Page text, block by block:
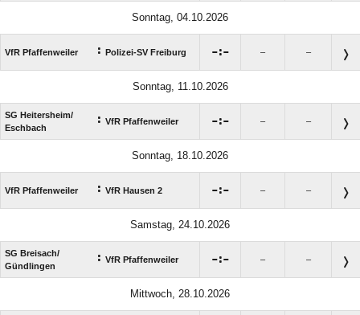
Sonntag, 04.10.2026
VfR Pfaffenweiler : Polizei-SV Freiburg : – –
Sonntag, 11.10.2026
SG Heitersheim/​
Eschbach
: VfR Pfaffenweiler : – –
Sonntag, 18.10.2026
VfR Pfaffenweiler : VfR Hausen 2 : – –
Samstag, 24.10.2026
SG Breisach/​
Gündlingen
: VfR Pfaffenweiler : – –
Mittwoch, 28.10.2026